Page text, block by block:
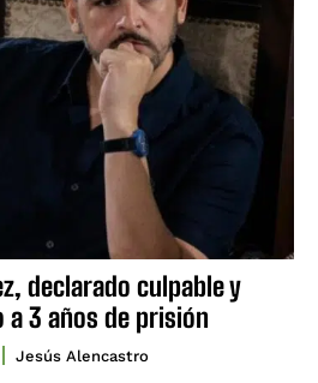
declarado culpable y
a 3 años de prisión
Jesús Alencastro